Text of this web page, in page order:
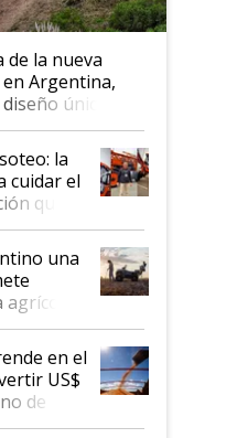
la nueva
Argentina,
único: a
la
cuidar el
que
una
suelo
apretar
en el
US$
de